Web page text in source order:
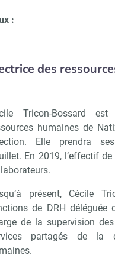
:
des
Tricon-Bossard
humaines de
Elle prendra
En 2019, l’effectif
présent, Cécile
de DRH déléguée
de la supervision
partagés de la